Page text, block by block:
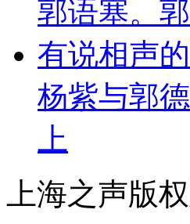
杨紫与郭
上
上海之声版